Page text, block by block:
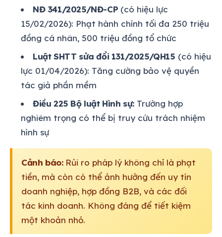
NĐ 341/2025/NĐ-CP (có hiệu lực
15/02/2026): Phạt hành chính tối đa 250 triệu
đồng cá nhân, 500 triệu đồng tổ chức
Luật SHTT sửa đổi 131/2025/QH15 (có hiệu
lực 01/04/2026): Tăng cường bảo vệ quyền
tác giả phần mềm
Điều 225 Bộ luật Hình sự: Trường hợp
nghiêm trọng có thể bị truy cứu trách nhiệm
hình sự
Cảnh báo:Rủi ro pháp lý không chỉ là phạt
tiền, mà còn có thể ảnh hưởng đến uy tín
doanh nghiệp, hợp đồng B2B, và các đối
tác kinh doanh. Không đáng để tiết kiệm
một khoản nhỏ.